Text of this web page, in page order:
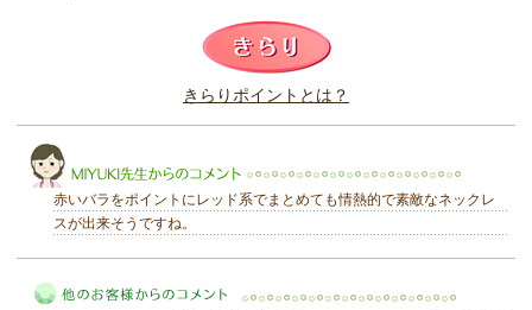
このレビューは参考になりましたか？
きらりポイントとは？
赤いバラをポイントにレッド系でまとめても情熱的で素敵なネックレ
スが出来そうですね。